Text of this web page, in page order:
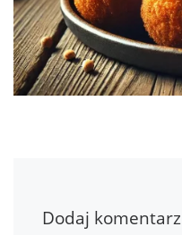
Dodaj komentarz